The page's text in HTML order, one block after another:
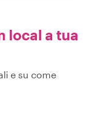
local a tua
e su come